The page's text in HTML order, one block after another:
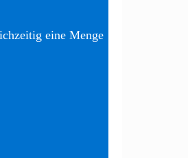
eine Menge